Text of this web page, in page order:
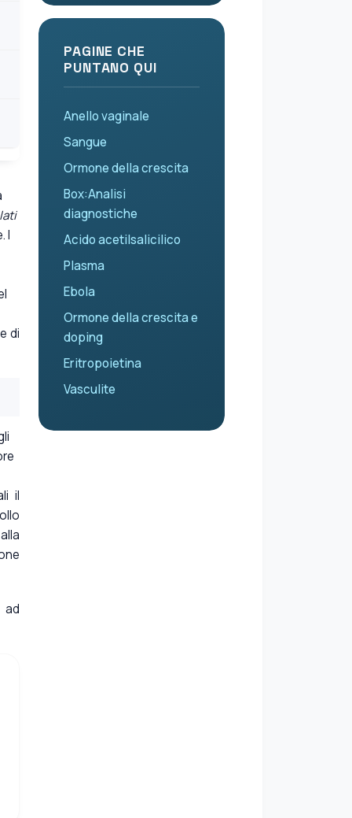
I
di
il
ad
PAGINE CHE
PUNTANO QUI
Anello vaginale
Sangue
Ormone della crescita
Box:Analisi
diagnostiche
Acido acetilsalicilico
Plasma
Ebola
Ormone della crescita e
doping
Eritropoietina
Vasculite